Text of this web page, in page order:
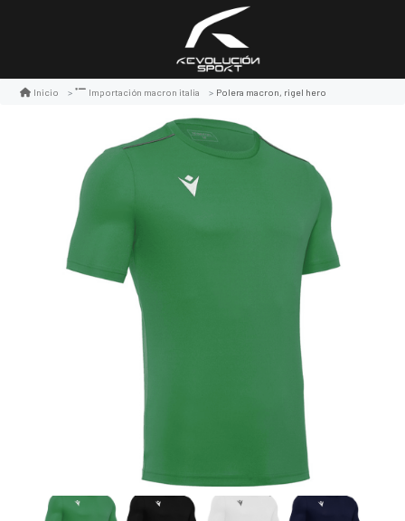
Inicio Importación macron italia Polera macron, rigel hero